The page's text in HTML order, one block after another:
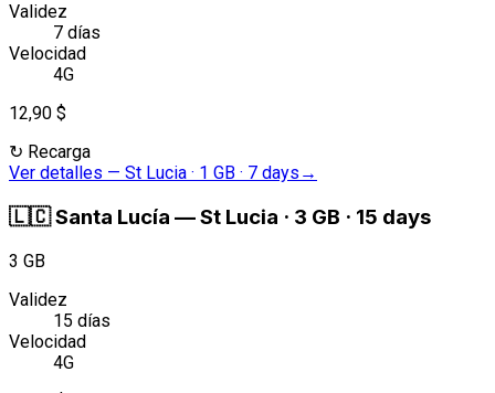
Validez
7 días
Velocidad
4G
12,90 $
↻ Recarga
Ver detalles — St Lucia · 1 GB · 7 days →
🇱🇨Santa Lucía —St Lucia · 3 GB · 15 days
3 GB
Validez
15 días
Velocidad
4G